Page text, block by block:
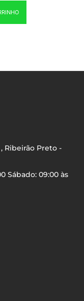
Ribeirão Preto -
Sábado: 09:00 às